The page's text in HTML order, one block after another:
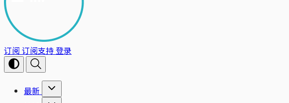
订阅 订阅支持登录
最新